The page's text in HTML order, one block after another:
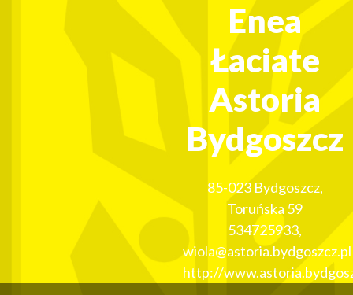
Enea
Łaciate
Astoria
Bydgoszcz
85-023 Bydgoszcz,
Toruńska 59
534725933,
wiola@astoria.bydgoszcz.pl
http://